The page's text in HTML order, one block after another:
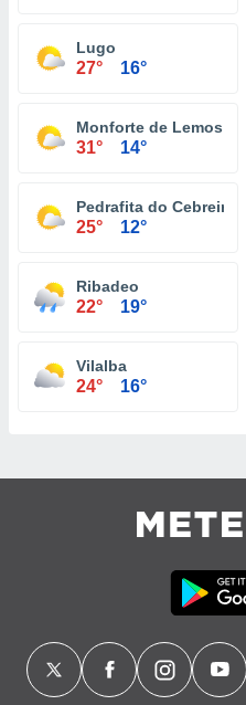
Lugo
27° 16°
Monforte de Lemos
31° 14°
Pedrafita do Cebreiro
25° 12°
Ribadeo
22° 19°
Vilalba
24° 16°